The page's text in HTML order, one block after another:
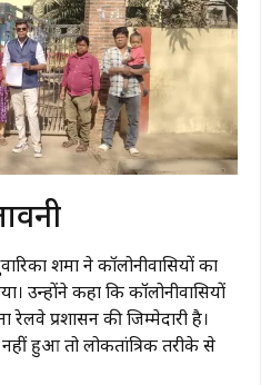
शर्माने कॉलोनीवासियों का
उन्होंने कहा कि कॉलोनीवासियों
प्रशासन की जिम्मेदारी है।
हुआ तो लोकतांत्रिक तरीके से